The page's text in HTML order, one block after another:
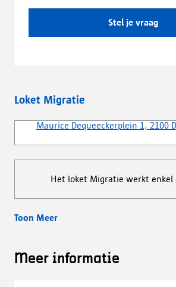
Stel je vraag
Loket Migratie
Maurice Dequeeckerplein 1, 2100
Het loket Migratie werkt enkel
Toon Meer
Meer informatie